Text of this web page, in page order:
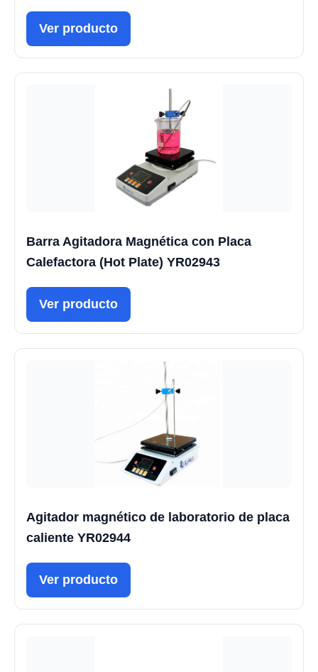
Ver producto
Barra Agitadora Magnética con Placa
Calefactora (Hot Plate) YR02943
Ver producto
Agitador magnético de laboratorio de placa
caliente YR02944
Ver producto